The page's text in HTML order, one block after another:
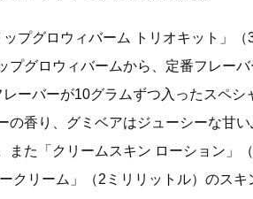
プグロウィバーム トリオキット」
プグロウィバームから、定番フレー
ーバーが10グラムずつ入ったスペシ
の香り、グミベアはジューシーな甘
また「クリームスキン ローション」
クリーム」（2ミリリットル）のス